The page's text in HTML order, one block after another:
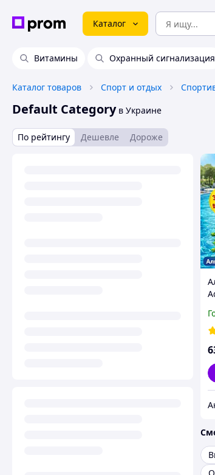
Каталог
Витамины Охранный сигнализация
Каталог товаров Спорт и отдых
Default Categoryв Украине
По рейтингу Дешевле Дороже